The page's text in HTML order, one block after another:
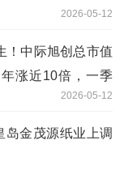
2026-05-12
！中际旭创总市值
涨近10倍，一季
2026-05-12
岛金茂源纸业上调